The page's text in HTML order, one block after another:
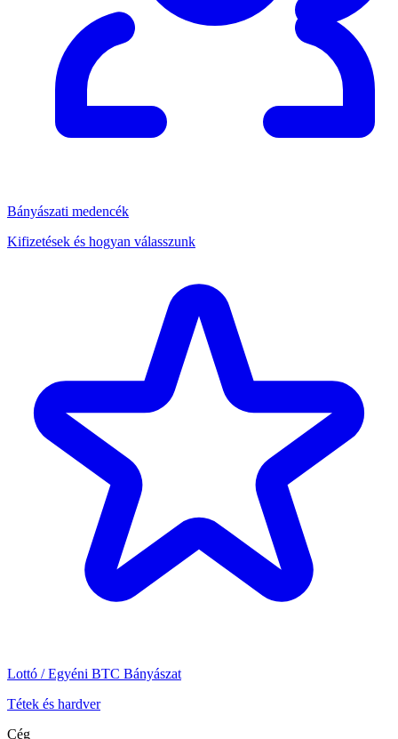
Bányászati medencék
Kifizetések és hogyan válasszunk
Lottó / Egyéni BTC Bányászat
Tétek és hardver
Cég